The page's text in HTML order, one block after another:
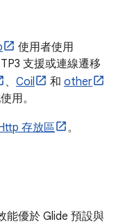
使用者使用
支援或連線遷移
、 Coil 和 other
用。
存放區 。
能優於 Glide 預設與